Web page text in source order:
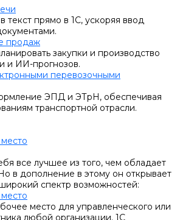
текст прямо в 1С, ускоряя ввод
продаж
закупки и производство
и ИИ-прогнозов.
перевозочными
ЭПД и ЭТрН, обеспечивая
транспортной отрасли.
все лучшее из того, чем обладает
в дополнение в этому он открывает
спектр возможностей:
место для управленческого или
любой организации. 1С